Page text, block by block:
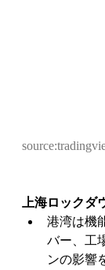
港湾は機
バー、工
ンの影響